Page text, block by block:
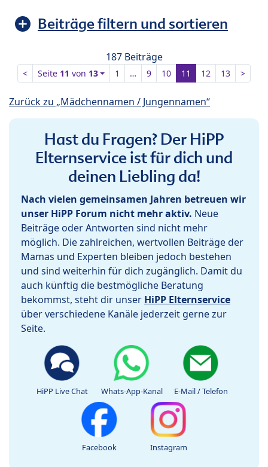
Beiträge filtern und sortieren
187 Beiträge
< Seite 11 von 13 1 … 9 10 11 12 13 >
Zurück zu „Mädchennamen / Jungennamen“
Hast du Fragen? Der HiPP
Elternservice ist für dich und
deinen Liebling da!
Nach vielen gemeinsamen Jahren betreuen wir
unser HiPP Forum nicht mehr aktiv. Neue
Beiträge oder Antworten sind nicht mehr
möglich. Die zahlreichen, wertvollen Beiträge der
Mamas und Experten bleiben jedoch bestehen
und sind weiterhin für dich zugänglich. Damit du
auch künftig die bestmögliche Beratung
bekommst, steht dir unser HiPP Elternservice
über verschiedene Kanäle jederzeit gerne zur
Seite.
HiPP Live Chat Whats-App-Kanal E-Mail / Telefon
Facebook Instagram